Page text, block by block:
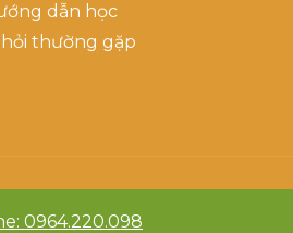
dẫn học
thường gặp
0964.220.098